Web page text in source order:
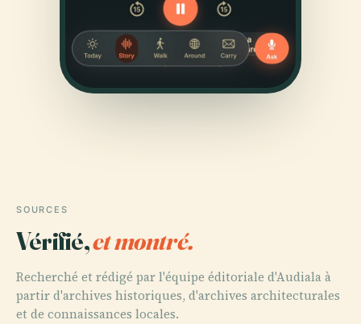
SOURCES
Vérifié,et montré.
Recherché et rédigé par l'équipe éditoriale d'Audiala à
partir d'archives historiques, d'archives architecturales
et de connaissances locales.